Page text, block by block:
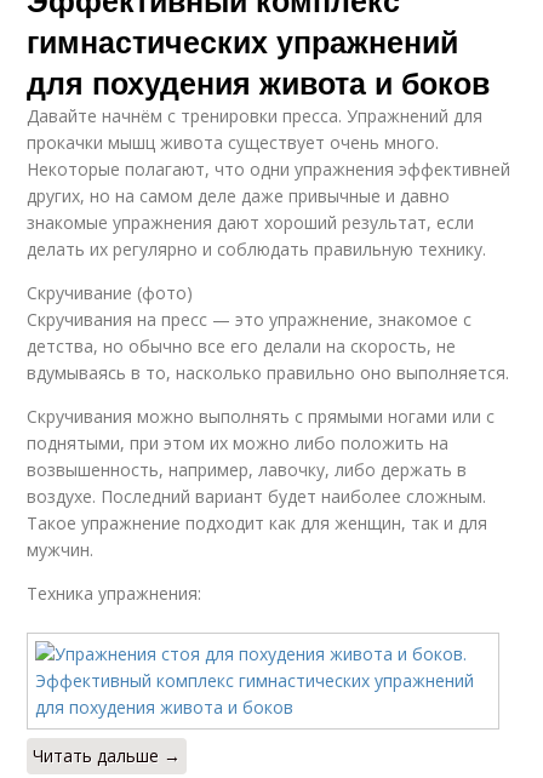
гимнастических упражнений
для похудения живота и боков
Давайте начнём с тренировки пресса. Упражнений для
прокачки мышц живота существует очень много.
Некоторые полагают, что одни упражнения эффективней
других, но на самом деле даже привычные и давно
знакомые упражнения дают хороший результат, если
делать их регулярно и соблюдать правильную технику.
Скручивание (фото)
Скручивания на пресс — это упражнение, знакомое с
детства, но обычно все его делали на скорость, не
вдумываясь в то, насколько правильно оно выполняется.
Скручивания можно выполнять с прямыми ногами или с
поднятыми, при этом их можно либо положить на
возвышенность, например, лавочку, либо держать в
воздухе. Последний вариант будет наиболее сложным.
Такое упражнение подходит как для женщин, так и для
мужчин.
Техника упражнения:
Читать дальше →